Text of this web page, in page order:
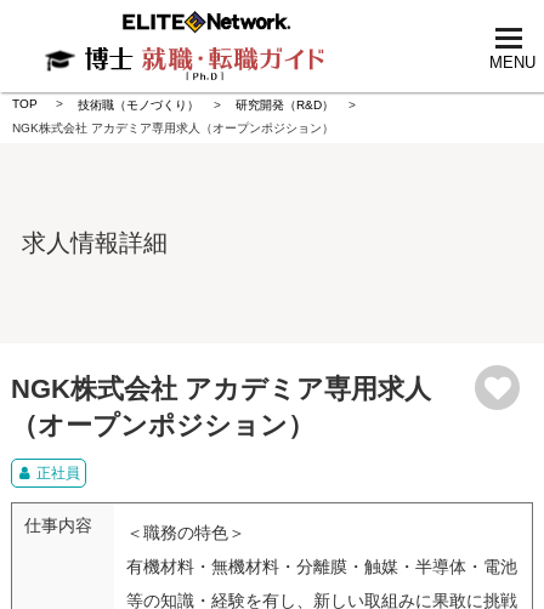
MENU
TOP 技術職（モノづくり）
研究開発（R&D）
NGK株式会社 アカデミア専用求人（オープンポジション）
求人情報詳細
NGK株式会社 アカデミア専用求人
（オープンポジション）
正社員
仕事内容
＜職務の特色＞
有機材料・無機材料・分離膜・触媒・半導体・電池
等の知識・経験を有し、新しい取組みに果敢に挑戦